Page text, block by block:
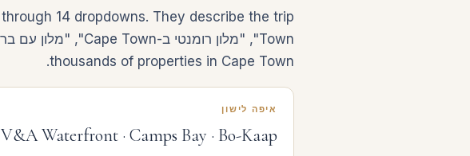
thousands of properties in Cape Town.
איפה לישון
V&A Waterfront · Camps Bay · Bo-Kaap